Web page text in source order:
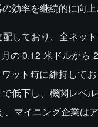
効率を継続的に向上
しており、全ネッ
の 0.12 米ドルか
ット時に維持して
低下し、機関レベ
マイニング企業は